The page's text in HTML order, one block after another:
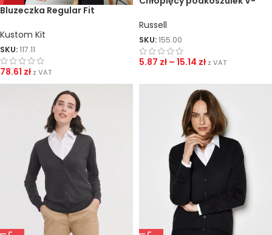
Bluzeczka Regular Fit
Kustom Kit
SKU:117.11
78.61 zł z VAT
Russell
SKU:155.00
5.87 zł – 15.14 zł z VAT